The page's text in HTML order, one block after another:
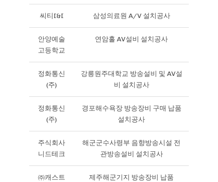
씨티I&I 삼성의료원 A/V 설치공사
안양예술
고등학교
연암홀 AV설비 설치공사
정화통신
(주)
강릉원주대학교 방송설비 및 AV설
비 설치공사
정화통신
(주)
경포해수욕장 방송장비 구매 납품
설치공사
주식회사
니드테크
해군군수사령부 음향방송시설 전
관방송설비 설치공사
㈜캐스트
제주해군기지 방송장비 납품